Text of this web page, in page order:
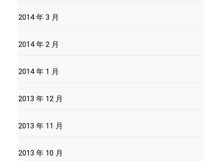
2014 年 3 月
2014 年 2 月
2014 年 1 月
2013 年 12 月
2013 年 11 月
2013 年 10 月